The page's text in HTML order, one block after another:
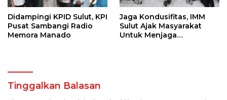
Didampingi KPID Sulut, KPI
Pusat Sambangi Radio
Memora Manado
Jaga Kondusifitas, IMM
Sulut Ajak Masyarakat
Untuk Menjaga
Tinggalkan Balasan